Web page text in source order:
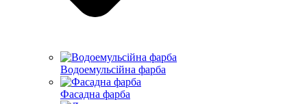
Водоемульсійна фарба
Фасадна фарба